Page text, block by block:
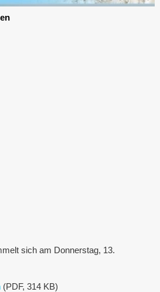
sich am Donnerstag, 13.
(PDF, 314 KB)